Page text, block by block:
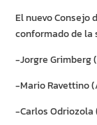
El nuevo Consejo
conformado de la
-Jorgre Grimberg
-Mario Ravettino
-Carlos Odriozola